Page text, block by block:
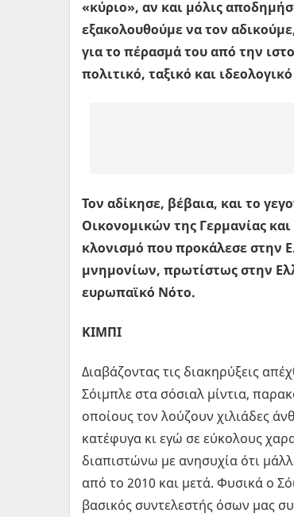
«κύριο», αν και μόλις
εξακολουθούμε να τον
για το πέρασμά του από την
πολιτικό, ταξικό και
Τον αδίκησε, βέβαια, και το
Οικονομικών της Γερμανίας
κλονισμό που προκάλεσε στην
μνημονίων, πρωτίστως στην
ευρωπαϊκό Νότο.
ΚΙΜΠΙ
Διαβάζοντας τις διακηρύξεις
Σόιμπλε στα σόσιαλ μίντια,
οποίους τον λούζουν χιλιάδες
κατέφυγα κι εγώ σε εύκολους
διαπιστώνω με ανησυχία ότι
από το 2010 και μετά. Φυσικά ο
βασικός συντελεστής όσων μας